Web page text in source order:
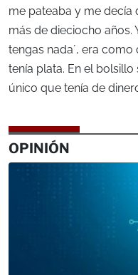
me pateaba y me decía
más de dieciocho años.
tengas nada´, era
tenía plata. En el
único que tenía de
OPINIÓN